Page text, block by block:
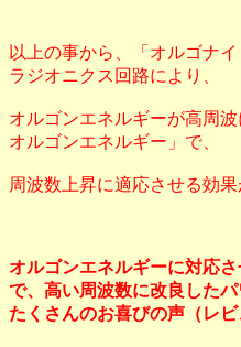
以上の事から、「オルゴナ
ラジオニクス回路により、
オルゴンエネルギーが高周
オルゴンエネルギー」で、
周波数上昇に適応させる効
オルゴンエネルギーに対応
で、高い周波数に改良したパ
たくさんのお喜びの声（レビ